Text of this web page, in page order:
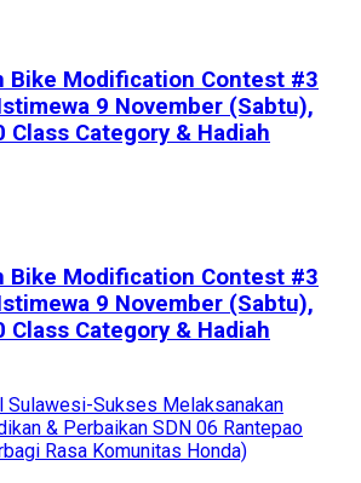
Bike Modification Contest #3
9 November (Sabtu),
Class Category & Hadiah
Bike Modification Contest #3
9 November (Sabtu),
Class Category & Hadiah